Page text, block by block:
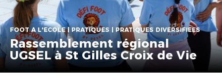
FOOT À L'ÉCOLE | PRATIQUES | PRATIQUES DIVERSIFIÉES
Rassemblement régional
UGSEL à St Gilles Croix de Vie